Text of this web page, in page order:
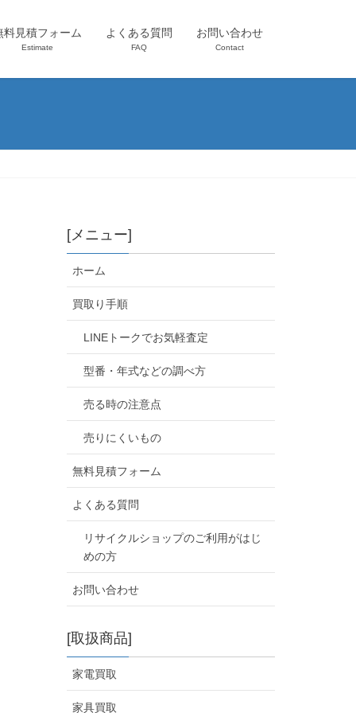
料見積フォーム
Estimate
よくある質問
FAQ
お問い合わせ
Contact
[メニュー]
ホーム
買取り手順
LINEトークでお気軽査定
型番・年式などの調べ方
売る時の注意点
売りにくいもの
無料見積フォーム
よくある質問
リサイクルショップのご利用がはじ
めの方
お問い合わせ
[取扱商品]
家電買取
家具買取